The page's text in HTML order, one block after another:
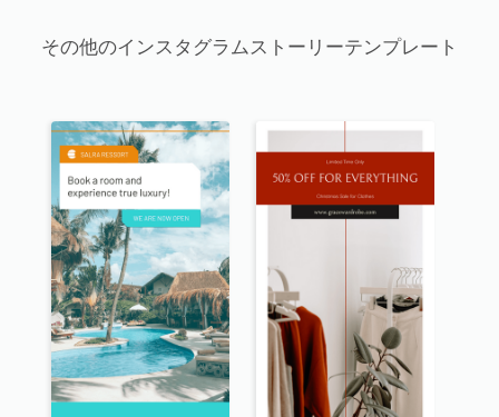
その他のインスタグラムストーリーテンプレート